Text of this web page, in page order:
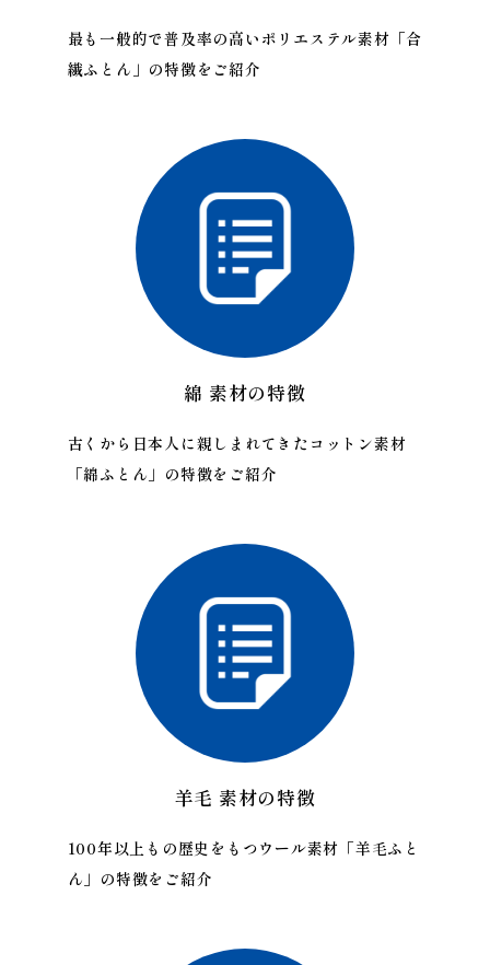
最も一般的で普及率の高いポリエステル素材「合
繊ふとん」の特徴をご紹介
綿 素材の特徴
古くから日本人に親しまれてきたコットン素材
「綿ふとん」の特徴をご紹介
羊毛 素材の特徴
100年以上もの歴史をもつウール素材「羊毛ふと
ん」の特徴をご紹介